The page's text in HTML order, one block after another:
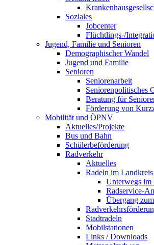
Soziales
Jobcenter
Flüchtlings-/
Jugend, Familie und Senioren
Demographischer Wandel
Jugend und Familie
Senioren
Seniorenarbeit
Seniorenpolitisches
Beratung für
Förderung von
Mobilität und ÖPNV
Aktuelles/Projekte
Bus und Bahn
Schülerbeförderung
Radverkehr
Aktuelles
Radeln im
Unterwegs im
Radservice-
Übergang
Stadtradeln
Mobilstationen
Links / Downloads